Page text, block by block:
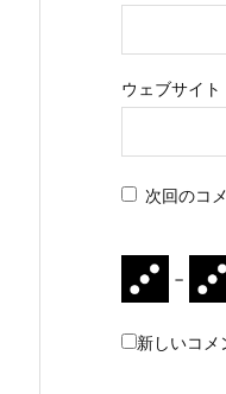
ウェブサイト
次回のコ
−
新しいコメ